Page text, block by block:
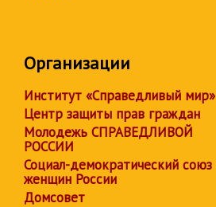
Организации
Институт «Справедливый мир»
Центр защиты прав граждан
Молодежь СПРАВЕДЛИВОЙ
РОССИИ
Социал-демократический союз
женщин России
Домсовет